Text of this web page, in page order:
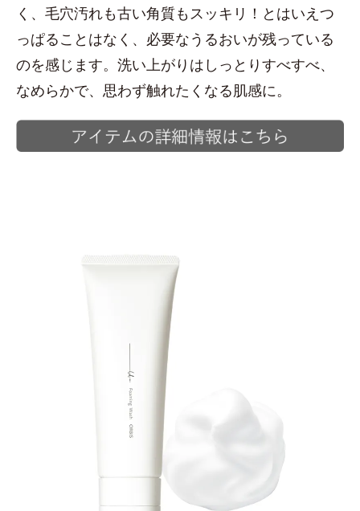
く、毛穴汚れも古い角質もスッキリ！とはいえつ
っぱることはなく、必要なうるおいが残っている
のを感じます。洗い上がりはしっとりすべすべ、
なめらかで、思わず触れたくなる肌感に。